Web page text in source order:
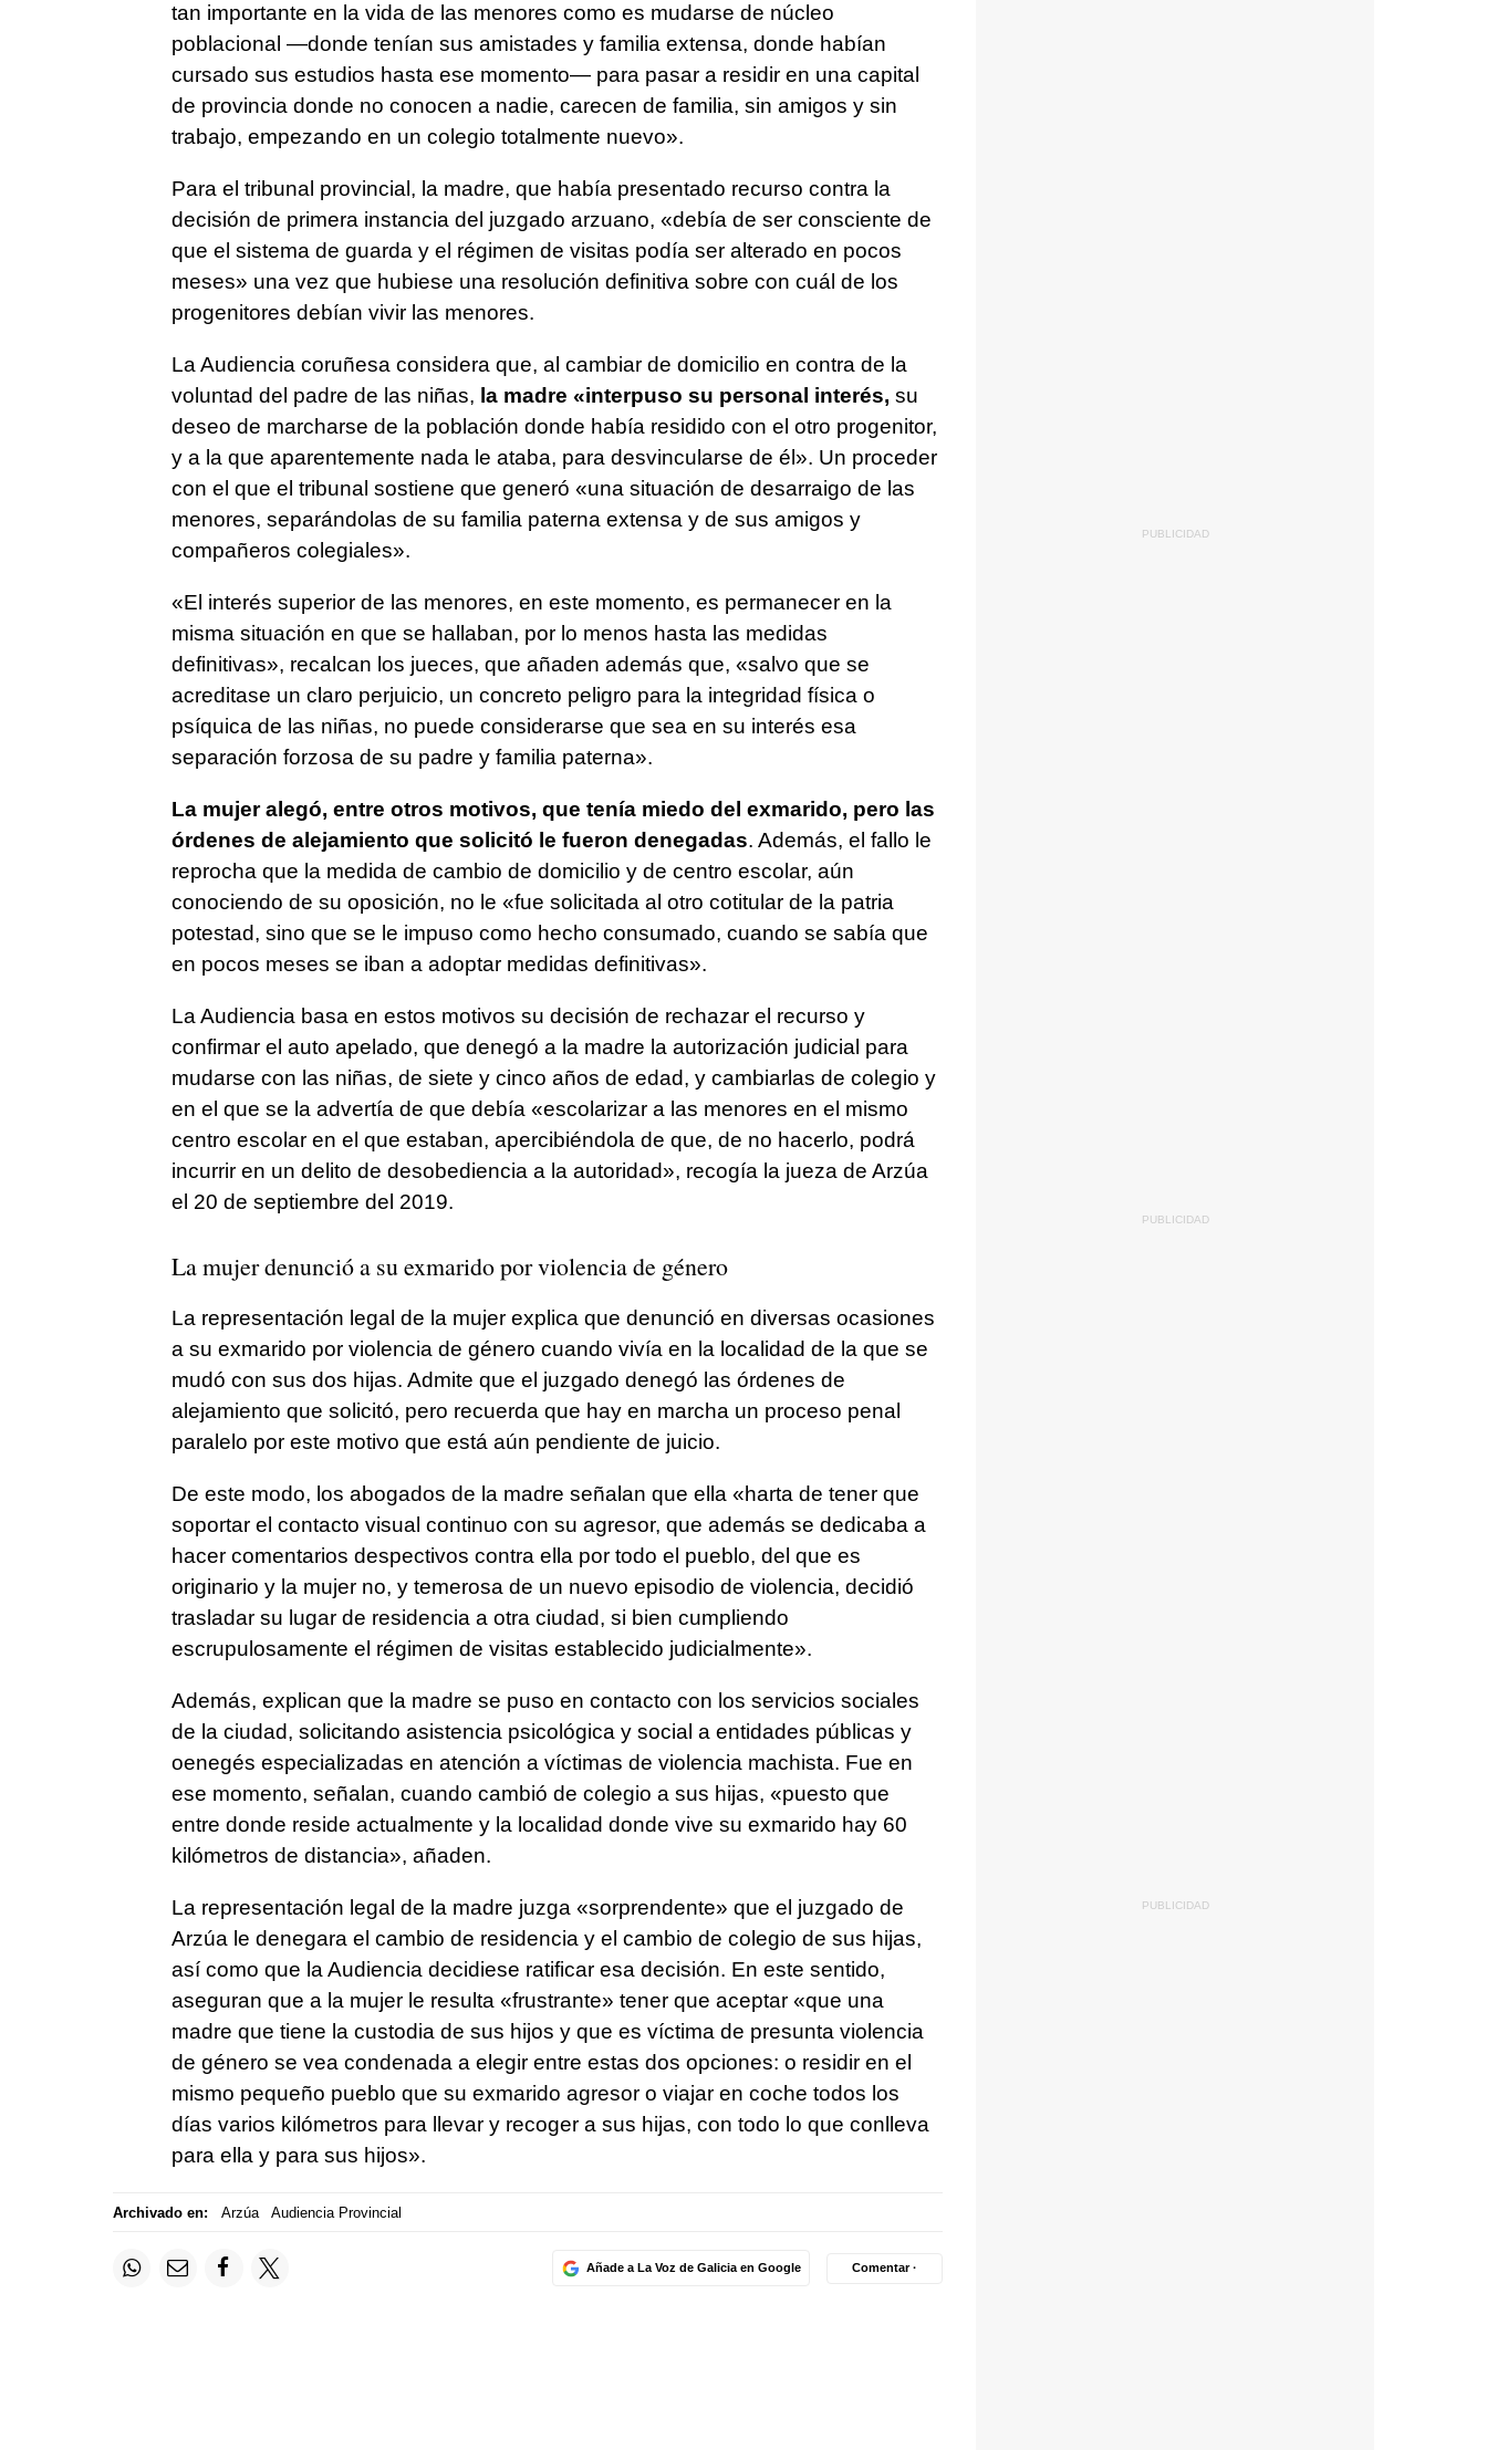
tan importante en la vida de las menores como es mudarse de núcleo
poblacional —donde tenían sus amistades y familia extensa, donde habían
cursado sus estudios hasta ese momento— para pasar a residir en una capital
de provincia donde no conocen a nadie, carecen de familia, sin amigos y sin
trabajo, empezando en un colegio totalmente nuevo».
Para el tribunal provincial, la madre, que había presentado recurso contra la
decisión de primera instancia del juzgado arzuano, «debía de ser consciente de
que el sistema de guarda y el régimen de visitas podía ser alterado en pocos
meses» una vez que hubiese una resolución definitiva sobre con cuál de los
progenitores debían vivir las menores.
La Audiencia coruñesa considera que, al cambiar de domicilio en contra de la
voluntad del padre de las niñas, la madre «interpuso su personal interés, su
deseo de marcharse de la población donde había residido con el otro progenitor,
y a la que aparentemente nada le ataba, para desvincularse de él». Un proceder
con el que el tribunal sostiene que generó «una situación de desarraigo de las
menores, separándolas de su familia paterna extensa y de sus amigos y
compañeros colegiales».
«El interés superior de las menores, en este momento, es permanecer en la
misma situación en que se hallaban, por lo menos hasta las medidas
definitivas», recalcan los jueces, que añaden además que, «salvo que se
acreditase un claro perjuicio, un concreto peligro para la integridad física o
psíquica de las niñas, no puede considerarse que sea en su interés esa
separación forzosa de su padre y familia paterna».
La mujer alegó, entre otros motivos, que tenía miedo del exmarido, pero las
órdenes de alejamiento que solicitó le fueron denegadas. Además, el fallo le
reprocha que la medida de cambio de domicilio y de centro escolar, aún
conociendo de su oposición, no le «fue solicitada al otro cotitular de la patria
potestad, sino que se le impuso como hecho consumado, cuando se sabía que
en pocos meses se iban a adoptar medidas definitivas».
La Audiencia basa en estos motivos su decisión de rechazar el recurso y
confirmar el auto apelado, que denegó a la madre la autorización judicial para
mudarse con las niñas, de siete y cinco años de edad, y cambiarlas de colegio y
en el que se la advertía de que debía «escolarizar a las menores en el mismo
centro escolar en el que estaban, apercibiéndola de que, de no hacerlo, podrá
incurrir en un delito de desobediencia a la autoridad», recogía la jueza de Arzúa
el 20 de septiembre del 2019.
La mujer denunció a su exmarido por violencia de género
La representación legal de la mujer explica que denunció en diversas ocasiones
a su exmarido por violencia de género cuando vivía en la localidad de la que se
mudó con sus dos hijas. Admite que el juzgado denegó las órdenes de
alejamiento que solicitó, pero recuerda que hay en marcha un proceso penal
paralelo por este motivo que está aún pendiente de juicio.
De este modo, los abogados de la madre señalan que ella «harta de tener que
soportar el contacto visual continuo con su agresor, que además se dedicaba a
hacer comentarios despectivos contra ella por todo el pueblo, del que es
originario y la mujer no, y temerosa de un nuevo episodio de violencia, decidió
trasladar su lugar de residencia a otra ciudad, si bien cumpliendo
escrupulosamente el régimen de visitas establecido judicialmente».
Además, explican que la madre se puso en contacto con los servicios sociales
de la ciudad, solicitando asistencia psicológica y social a entidades públicas y
oenegés especializadas en atención a víctimas de violencia machista. Fue en
ese momento, señalan, cuando cambió de colegio a sus hijas, «puesto que
entre donde reside actualmente y la localidad donde vive su exmarido hay 60
kilómetros de distancia», añaden.
La representación legal de la madre juzga «sorprendente» que el juzgado de
Arzúa le denegara el cambio de residencia y el cambio de colegio de sus hijas,
así como que la Audiencia decidiese ratificar esa decisión. En este sentido,
aseguran que a la mujer le resulta «frustrante» tener que aceptar «que una
madre que tiene la custodia de sus hijos y que es víctima de presunta violencia
de género se vea condenada a elegir entre estas dos opciones: o residir en el
mismo pequeño pueblo que su exmarido agresor o viajar en coche todos los
días varios kilómetros para llevar y recoger a sus hijas, con todo lo que conlleva
para ella y para sus hijos».
Archivado en: Arzúa Audiencia Provincial
Añade a La Voz de Galicia en Google Comentar ·